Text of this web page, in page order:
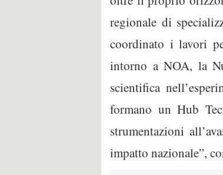
regionale di
coordinato i lavori
intorno a NOA, la
scientifica
formano un Hub
strumentazioni
impatto nazionale”,